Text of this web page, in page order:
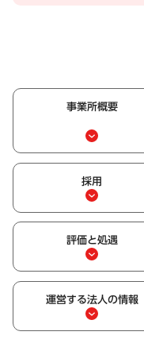
事業所概要
採用
評価と処遇
運営する法人の情報